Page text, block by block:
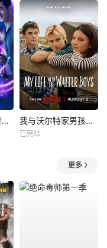
少年魔法师：后继者第三季 我与沃尔特家男孩的生活第三季
已完结
更多